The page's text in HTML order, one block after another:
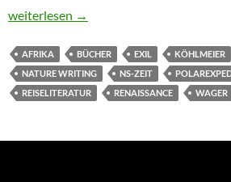
Vom 13. bis zum 21. Jahrhundert
weiterlesen →
AFRIKA BÜCHER EXIL KÖHLMEIER
NATURE WRITING
NS-ZEIT
REISELITERATUR
RENAISSANCE WAGER